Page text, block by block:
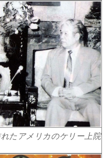
たアメリカのケリー上院